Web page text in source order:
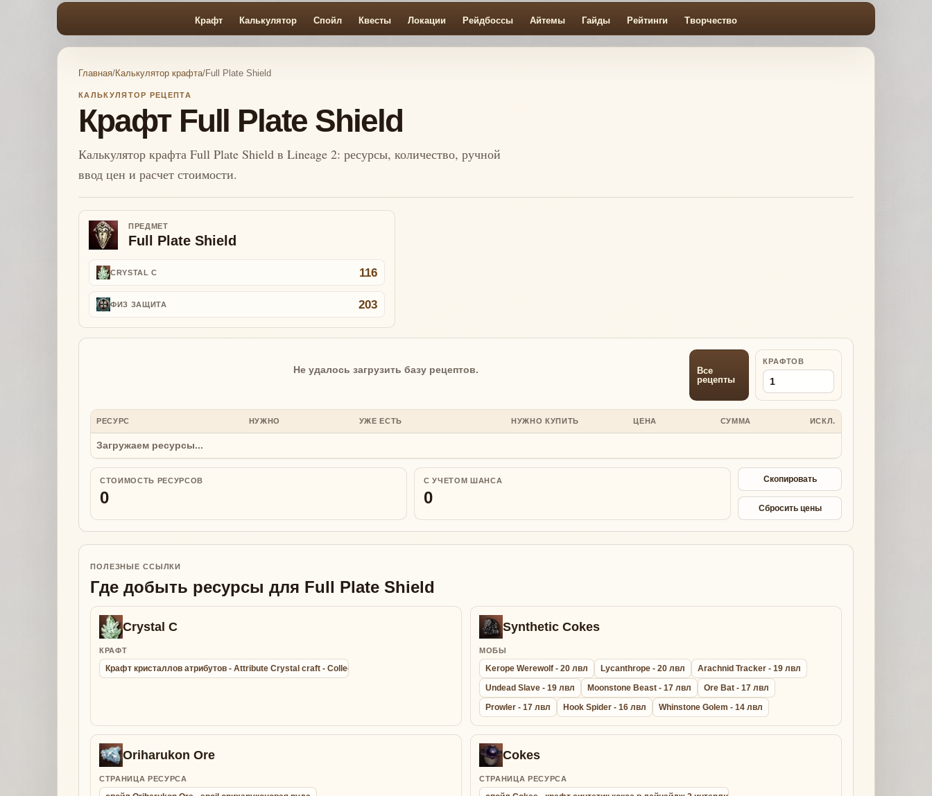
Крафт Калькулятор Спойл Квесты Локации Рейдбоссы Айтемы Гайды Рейтинги Творчество
Главная/Калькулятор крафта/Full Plate Shield
КАЛЬКУЛЯТОР РЕЦЕПТА
Крафт Full Plate Shield
Калькулятор крафта Full Plate Shield в Lineage 2: ресурсы, количество, ручной
ввод цен и расчет стоимости.
ПРЕДМЕТ
Full Plate Shield
CRYSTAL C 116
ФИЗ ЗАЩИТА 203
Не удалось загрузить базу рецептов.
Все
рецепты
КРАФТОВ
РЕСУРС НУЖНО УЖЕ ЕСТЬ НУЖНО КУПИТЬ ЦЕНА СУММА ИСКЛ.
Загружаем ресурсы...
СТОИМОСТЬ РЕСУРСОВ
0
С УЧЕТОМ ШАНСА
0
Скопировать
Сбросить цены
ПОЛЕЗНЫЕ ССЫЛКИ
Где добыть ресурсы для Full Plate Shield
Crystal C
КРАФТ
Крафт кристаллов атрибутов - Attribute Crystal craft - Collection agathion summon bracelet - Браслет Сбора Энергии
Synthetic Cokes
МОБЫ
Kerope Werewolf - 20 лвл Lycanthrope - 20 лвл
Arachnid Tracker - 19 лвл
Undead Slave - 19 лвл
Moonstone Beast - 17 лвл
Ore Bat - 17 лвл
Prowler - 17 лвл
Hook Spider - 16 лвл Whinstone Golem - 14 лвл
Oriharukon Ore
СТРАНИЦА РЕСУРСА
Cokes
СТРАНИЦА РЕСУРСА